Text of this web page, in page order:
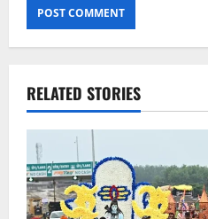
RELATED STORIES